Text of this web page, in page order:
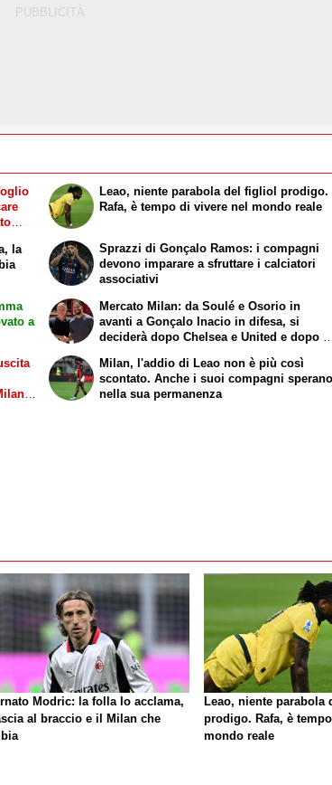
la
Leao, niente parabola del figliol prodigo.
Rafa, è tempo di vivere nel mondo reale
Sprazzi di Gonçalo Ramos: i compagni
devono imparare a sfruttare i calciatori
associativi
a
Mercato Milan: da Soulé e Osorio in
avanti a Gonçalo Inacio in difesa, si
deciderà dopo Chelsea e United e dopo le
Milan, l'addio di Leao non è più così
scontato. Anche i suoi compagni sperano
nella sua permanenza
Modric: la folla lo acclama,
al braccio e il Milan che
Leao, niente parabola
prodigo. Rafa, è
mondo reale